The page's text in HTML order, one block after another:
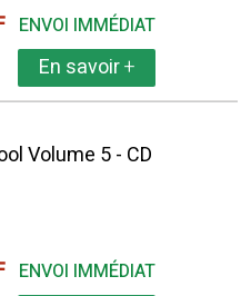
ENVOI IMMÉDIAT
En savoir+
Volume 5 - CD
ENVOI IMMÉDIAT